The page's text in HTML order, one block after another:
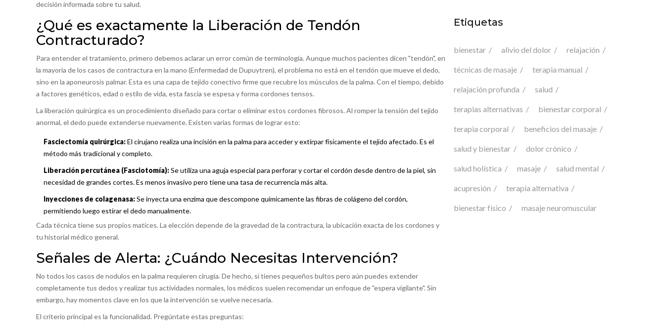
decisión informada sobre tu salud.
¿Qué es exactamente la Liberación de Tendón
Contracturado?
Para entender el tratamiento, primero debemos aclarar un error común de terminología. Aunque muchos pacientes dicen "tendón", en
la mayoría de los casos de contractura en la mano (Enfermedad de Dupuytren), el problema no está en el tendón que mueve el dedo,
sino en la aponeurosis palmar. Esta es una capa de tejido conectivo firme que recubre los músculos de la palma. Con el tiempo, debido
a factores genéticos, edad o estilo de vida, esta fascia se espesa y forma cordones tensos.
La liberación quirúrgica es un procedimiento diseñado para cortar o eliminar estos cordones fibrosos. Al romper la tensión del tejido
anormal, el dedo puede extenderse nuevamente. Existen varias formas de lograr esto:
Fasciectomía quirúrgica:El cirujano realiza una incisión en la palma para acceder y extirpar físicamente el tejido afectado. Es el
método más tradicional y completo.
Liberación percutánea (Fasciotomía):Se utiliza una aguja especial para perforar y cortar el cordón desde dentro de la piel, sin
necesidad de grandes cortes. Es menos invasivo pero tiene una tasa de recurrencia más alta.
Inyecciones de colagenasa:Se inyecta una enzima que descompone químicamente las fibras de colágeno del cordón,
permitiendo luego estirar el dedo manualmente.
Cada técnica tiene sus propios matices. La elección depende de la gravedad de la contractura, la ubicación exacta de los cordones y
tu historial médico general.
Señales de Alerta: ¿Cuándo Necesitas Intervención?
No todos los casos de nodulos en la palma requieren cirugía. De hecho, si tienes pequeños bultos pero aún puedes extender
completamente tus dedos y realizar tus actividades normales, los médicos suelen recomendar un enfoque de "espera vigilante". Sin
embargo, hay momentos clave en los que la intervención se vuelve necesaria.
El criterio principal es la funcionalidad. Pregúntate estas preguntas:
Etiquetas
bienestar alivio del dolor relajación
técnicas de masaje terapia manual
relajación profunda salud
terapias alternativas bienestar corporal
terapia corporal beneficios del masaje
salud y bienestar dolor crónico
salud holística masaje salud mental
acupresión terapia alternativa
bienestar físico masaje neuromuscular